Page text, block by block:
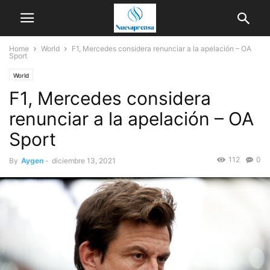
Home World
F1, Mercedes considera renunciar a la apelación – OA
Sport
World
F1, Mercedes considera
renunciar a la apelación – OA
Sport
By Aygen - diciembre 13, 2021 0
112